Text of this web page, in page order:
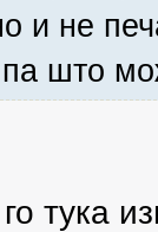
и не
па што
тука